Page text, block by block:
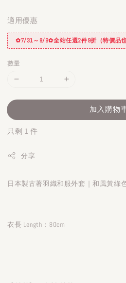
適用優惠
✿7/31～8/9✿全站任選2件9折（特價品也
數量
加入購物
只剩 1 件
分享
日本製古著羽織和服外套｜和風黃綠
衣長 Length：80cm